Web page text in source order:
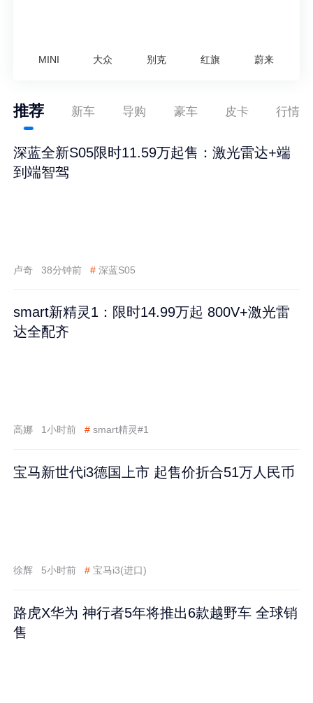
MINI 大众 别克 红旗 蔚来
推荐 新车 导购 豪车 皮卡 行情
深蓝全新S05限时11.59万起售：激光雷达+端
到端智驾
卢奇 38分钟前 # 深蓝S05
smart新精灵1：限时14.99万起 800V+激光雷
达全配齐
高娜 1小时前 # smart精灵#1
宝马新世代i3德国上市 起售价折合51万人民币
徐辉 5小时前 # 宝马i3(进口)
路虎X华为 神行者5年将推出6款越野车 全球销
售